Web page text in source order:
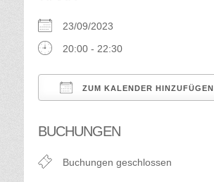
23/09/2023
20:00 - 22:30
ZUM KALENDER HINZUFÜGEN
BUCHUNGEN
Buchungen geschlossen